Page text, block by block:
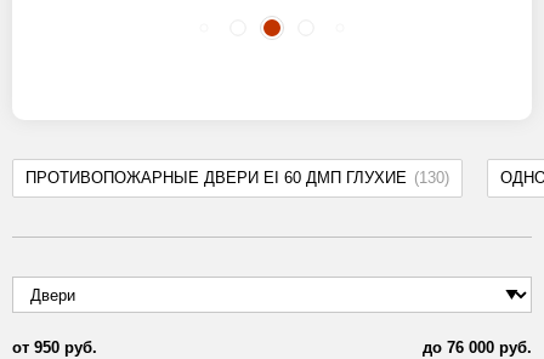
ПРОТИВОПОЖАРНЫЕ ДВЕРИ EI 60 ДМП ГЛУХИЕ (130)
от 950 руб. до 76 000 руб.